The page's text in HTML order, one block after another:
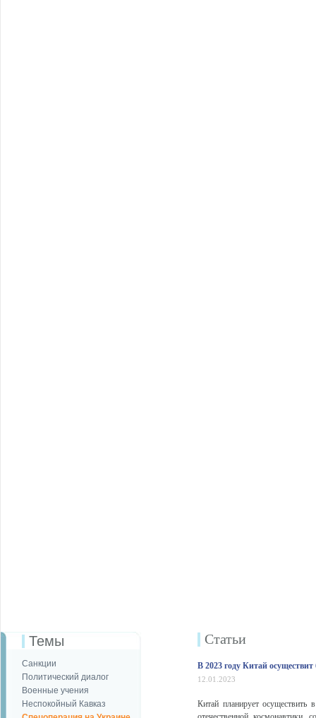
Темы
Санкции
Политический диалог
Военные учения
Неспокойный Кавказ
Статьи
В 2023 году Китай осуществит
12.01.2023
Китай планирует осуществить